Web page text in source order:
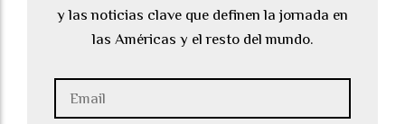
y las noticias clave que definen la jornada en
las Américas y el resto del mundo.